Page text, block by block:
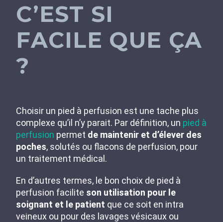
C’EST SI
FACILE QUE ÇA
?
Choisir un pied à perfusion est une tache plus
complexe qu’il n’y parait. Par définition, un pied à
perfusion permet de maintenir et d’élever des
poches, solutés ou flacons de perfusion, pour
un traitement médical.
En d’autres termes, le bon choix de pied à
perfusion facilite son utilisation pour le
soignant et le patient que ce soit en intra
veineux ou pour des lavages vésicaux ou